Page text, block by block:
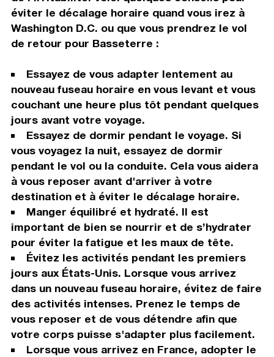
éviter le décalage horaire quand vous irez à
Washington D.C. ou que vous prendrez le vol
de retour pour Basseterre :
Essayez de vous adapter lentement au
nouveau fuseau horaire en vous levant et vous
couchant une heure plus tôt pendant quelques
jours avant votre voyage.
Essayez de dormir pendant le voyage. Si
vous voyagez la nuit, essayez de dormir
pendant le vol ou la conduite. Cela vous aidera
à vous reposer avant d'arriver à votre
destination et à éviter le décalage horaire.
Manger équilibré et hydraté. Il est
important de bien se nourrir et de s’hydrater
pour éviter la fatigue et les maux de tête.
Évitez les activités pendant les premiers
jours aux États-Unis. Lorsque vous arrivez
dans un nouveau fuseau horaire, évitez de faire
des activités intenses. Prenez le temps de
vous reposer et de vous détendre afin que
votre corps puisse s'adapter plus facilement.
Lorsque vous arrivez en France, adopter le